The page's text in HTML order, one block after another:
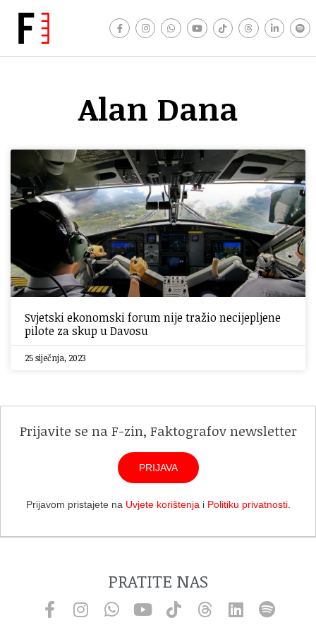
Alan Dana
Svjetski ekonomski forum nije tražio necijepljene
pilote za skup u Davosu
25 siječnja, 2023
Prijavite se na F-zin, Faktografov newsletter
PRIJAVA
Prijavom pristajete na Uvjete korištenja i Politiku privatnosti.
PRATITE NAS